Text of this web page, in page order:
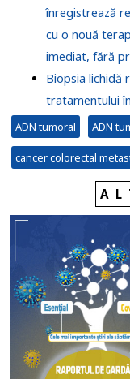
înregistrează
cu o nouă
imediat, fără
Biopsia lichidă
tratamentului
ADN tumoral ADN
cancer colorectal